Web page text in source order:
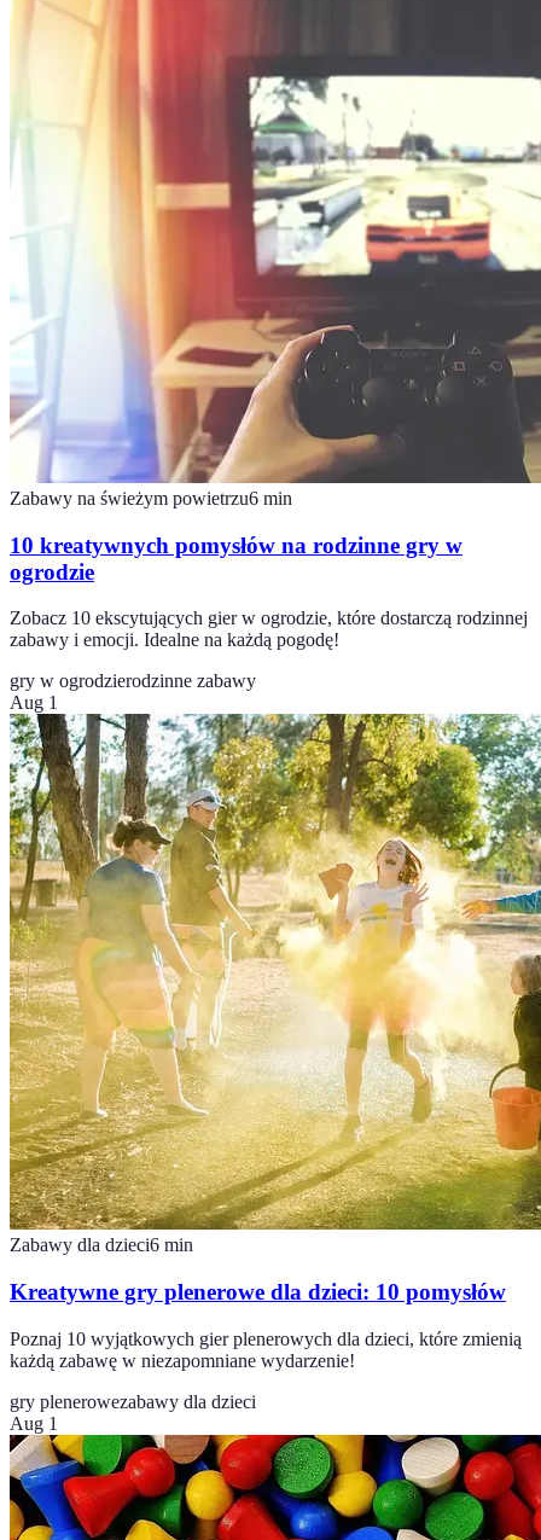
Zabawy na świeżym powietrzu6 min
10 kreatywnych pomysłów na rodzinne gry w
ogrodzie
Zobacz 10 ekscytujących gier w ogrodzie, które dostarczą rodzinnej
zabawy i emocji. Idealne na każdą pogodę!
gry w ogrodzierodzinne zabawy
Aug 1
Zabawy dla dzieci6 min
Kreatywne gry plenerowe dla dzieci: 10 pomysłów
Poznaj 10 wyjątkowych gier plenerowych dla dzieci, które zmienią
każdą zabawę w niezapomniane wydarzenie!
gry plenerowezabawy dla dzieci
Aug 1